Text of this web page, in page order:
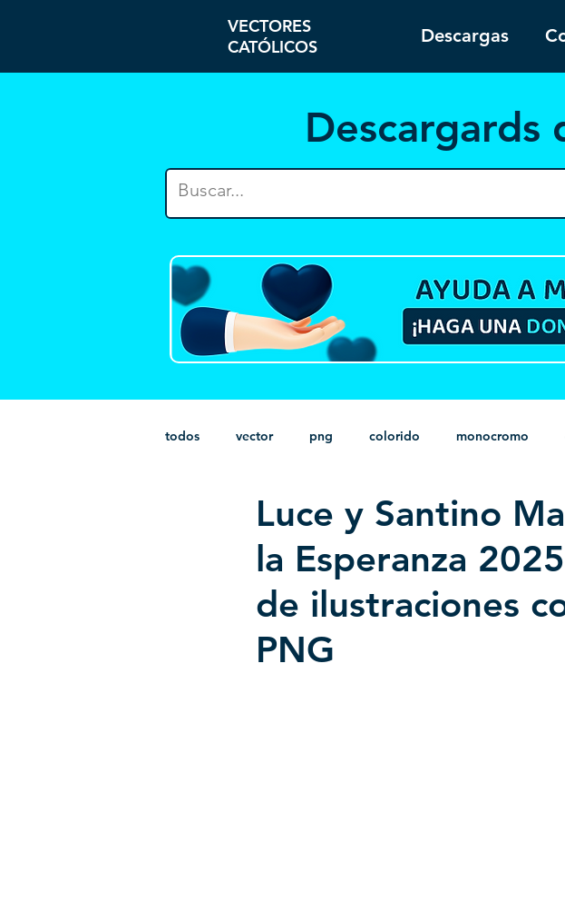
VECTORES
CATÓLICOS
Descargas
Descargards
todos vector png colorido monocromo
paquetes infantil HD sin
Luce y Santino
la Esperanza
de ilustraciones
PNG